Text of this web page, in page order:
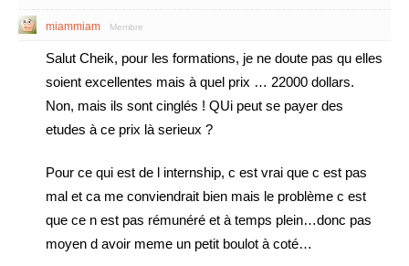
miammiam Membre
Salut Cheik, pour les formations, je ne doute pas qu elles
soient excellentes mais à quel prix … 22000 dollars.
Non, mais ils sont cinglés ! QUi peut se payer des
etudes à ce prix là serieux ?
Pour ce qui est de l internship, c est vrai que c est pas
mal et ca me conviendrait bien mais le problème c est
que ce n est pas rémunéré et à temps plein…donc pas
moyen d avoir meme un petit boulot à coté…